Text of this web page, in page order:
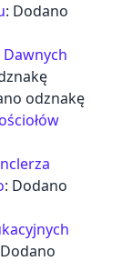
: Dodano
odznakę
: Dodano